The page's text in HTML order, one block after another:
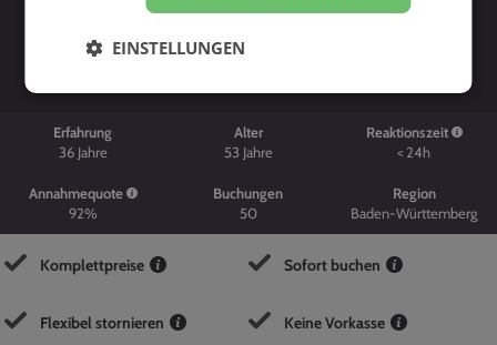
Erfahrung
36 Jahre
Alter
53 Jahre
Reaktionszeit
< 24h
Annahmequote
92%
Buchungen
50
Region
Baden-Württemberg
Komplettpreise Sofort buchen
Flexibel stornieren Keine Vorkasse
EINSTELLUNGEN